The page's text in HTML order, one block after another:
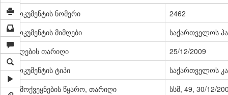
დოკუმენტის ნომერი
2462
დოკუმენტის მიმღები
საქართველოს
მიღების თარიღი
25/12/2009
დოკუმენტის ტიპი
საქართველოს
გამოქვეყნების წყარო, თარიღი
სსმ, 49, 30/12/